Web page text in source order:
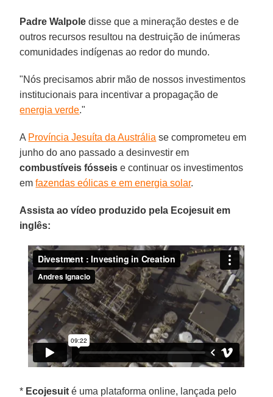
Padre Walpole disse que a mineração destes e de
outros recursos resultou na destruição de inúmeras
comunidades indígenas ao redor do mundo.
"Nós precisamos abrir mão de nossos investimentos
institucionais para incentivar a propagação de
energia verde."
A Província Jesuíta da Austrália se comprometeu em
junho do ano passado a desinvestir em
combustíveis fósseis e continuar os investimentos
emfazendas eólicas e em energia solar.
Assista ao vídeo produzido pela Ecojesuit em
inglês:
* Ecojesuit é uma plataforma online, lançada pelo